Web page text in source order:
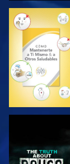
VE